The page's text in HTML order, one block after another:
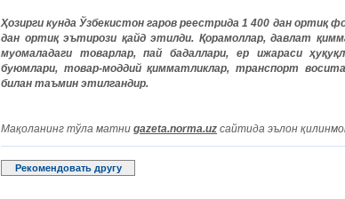
Ҳозирги кунда Ўзбекистон гаров реестрида 1 400 дан ортиқ
дан ортиқ эътирози қайд этилди. Қорамоллар,давлат
муомаладаги
товарлар,пай бадаллари, ер ижараси
буюмлари, товар-моддий қимматликлар, транспорт
билан таъмин этилгандир.
Мақоланинг тўла матни gazeta.norma.uz сайтида эълон
Рекомендовать другу